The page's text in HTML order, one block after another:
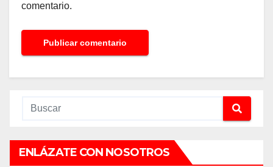
comentario.
ENLÁZATE CON NOSOTROS